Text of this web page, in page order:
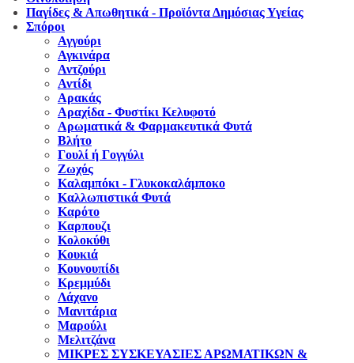
Παγίδες & Απωθητικά - Προϊόντα Δημόσιας Υγείας
Σπόροι
Αγγούρι
Αγκινάρα
Αντζούρι
Αντίδι
Αρακάς
Αραχίδα - Φυστίκι Κελυφοτό
Αρωματικά & Φαρμακευτικά Φυτά
Βλήτο
Γουλί ή Γογγύλι
Ζωχός
Καλαμπόκι - Γλυκοκαλάμποκο
Καλλωπιστικά Φυτά
Καρότο
Καρπουζι
Κολοκύθι
Κουκιά
Κουνουπίδι
Κρεμμύδι
Λάχανο
Μανιτάρια
Μαρούλι
Μελιτζάνα
ΜΙΚΡΕΣ ΣΥΣΚΕΥΑΣΙΕΣ ΑΡΩΜΑΤΙΚΩΝ &